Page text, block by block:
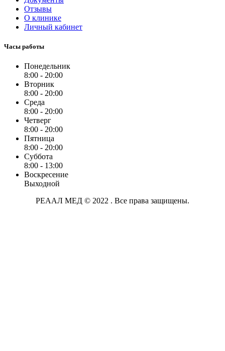
Отзывы
О клинике
Личный кабинет
Часы работы
Понедельник
8:00 - 20:00
Вторник
8:00 - 20:00
Среда
8:00 - 20:00
Четверг
8:00 - 20:00
Пятница
8:00 - 20:00
Суббота
8:00 - 13:00
Воскресение
Выходной
РЕААЛ МЕД © 2022 . Все права защищены.